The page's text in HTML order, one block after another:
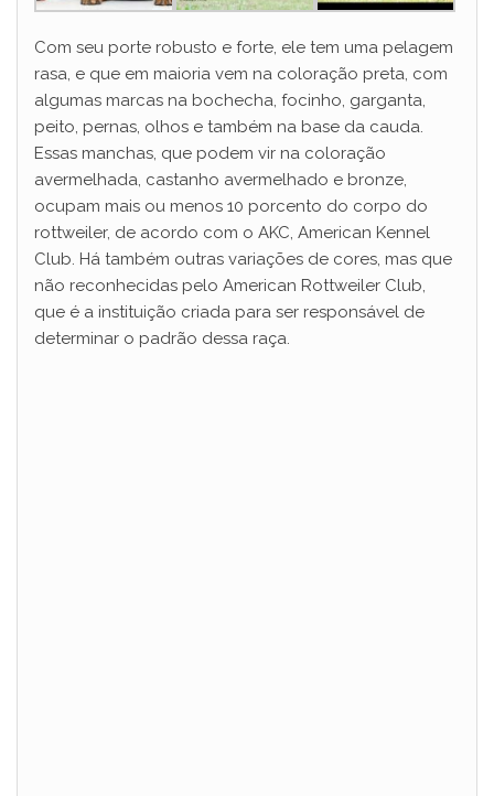
Com seu porte robusto e forte, ele tem uma pelagem
rasa, e que em maioria vem na coloração preta, com
algumas marcas na bochecha, focinho, garganta,
peito, pernas, olhos e também na base da cauda.
Essas manchas, que podem vir na coloração
avermelhada, castanho avermelhado e bronze,
ocupam mais ou menos 10 porcento do corpo do
rottweiler, de acordo com o AKC, American Kennel
Club. Há também outras variações de cores, mas que
não reconhecidas pelo American Rottweiler Club,
que é a instituição criada para ser responsável de
determinar o padrão dessa raça.